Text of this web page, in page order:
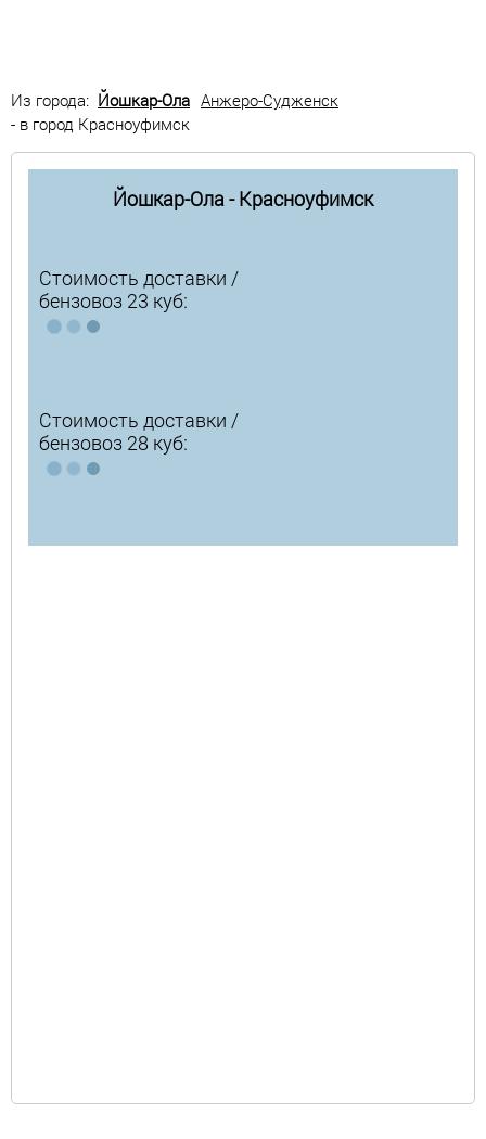
Из города: Йошкар-Ола Анжеро-Судженск
- в город Красноуфимск
Йошкар-Ола - Красноуфимск
Стоимость доставки /
бензовоз 23 куб:
Стоимость доставки /
бензовоз 28 куб: